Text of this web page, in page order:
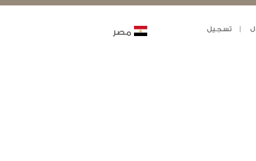
تسجيل مصر